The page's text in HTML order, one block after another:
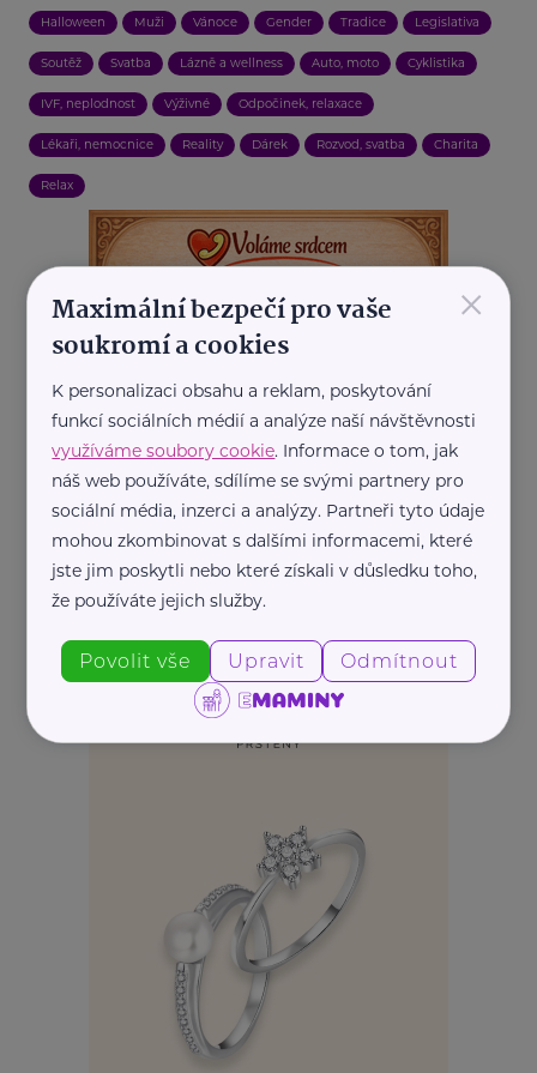
Halloween Muži Vánoce Gender Tradice Legislativa
Soutěž Svatba Lázně a wellness Auto, moto Cyklistika
IVF, neplodnost Výživné Odpočinek, relaxace
Lékaři, nemocnice Reality Dárek Rozvod, svatba Charita
Relax
REKLAMA
×
Maximální bezpečí pro vaše
soukromí a cookies
K personalizaci obsahu a reklam, poskytování
funkcí sociálních médií a analýze naší návštěvnosti
využíváme soubory cookie. Informace o tom, jak
náš web používáte, sdílíme se svými partnery pro
sociální média, inzerci a analýzy. Partneři tyto údaje
mohou zkombinovat s dalšími informacemi, které
jste jim poskytli nebo které získali v důsledku toho,
že používáte jejich služby.
Povolit vše Upravit Odmítnout